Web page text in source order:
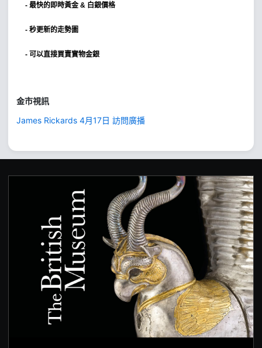
- 最快的即時黃金 & 白銀價格
- 秒更新的走勢圖
- 可以直接買賣實物金銀
金市視訊
James Rickards 4月17日 訪問廣播